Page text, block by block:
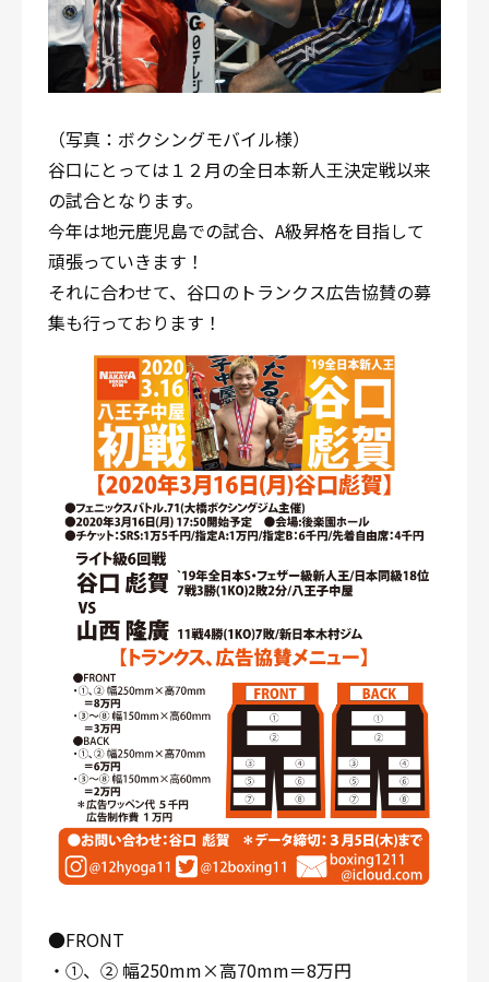
（写真：ボクシングモバイル様）
谷口にとっては１２月の全日本新人王決定戦以来
の試合となります。
今年は地元鹿児島での試合、A級昇格を目指して
頑張っていきます！
それに合わせて、谷口のトランクス広告協賛の募
集も行っております！
●FRONT
・①、② 幅250mm×高70mm＝8万円